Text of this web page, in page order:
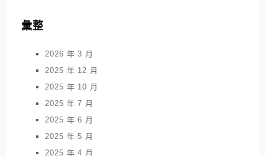
彙整
2026 年 3 月
2025 年 12 月
2025 年 10 月
2025 年 7 月
2025 年 6 月
2025 年 5 月
2025 年 4 月